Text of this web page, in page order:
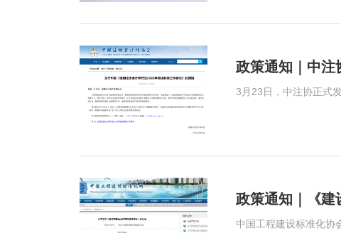
政策通知｜中注
政策通知｜《建
中国工程建设标准化协会公 告第1115号根据中国工程建设标准化协会《关于印发<2018年第二批协会